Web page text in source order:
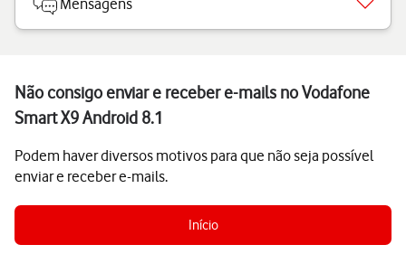
Mensagens
Não consigo enviar e receber e-mails no Vodafone
Smart X9 Android 8.1
Podem haver diversos motivos para que não seja possível
enviar e receber e-mails.
Início